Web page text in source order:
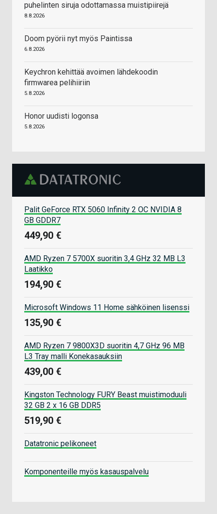
puhelinten siruja odottamassa muistipiirejä
8.8.2026
Doom pyörii nyt myös Paintissa
6.8.2026
Keychron kehittää avoimen lähdekoodin
firmwarea pelihiiriin
5.8.2026
Honor uudisti logonsa
5.8.2026
Palit GeForce RTX 5060 Infinity 2 OC NVIDIA 8
GB GDDR7
449,90 €
AMD Ryzen 7 5700X suoritin 3,4 GHz 32 MB L3
Laatikko
194,90 €
Microsoft Windows 11 Home sähköinen lisenssi
135,90 €
AMD Ryzen 7 9800X3D suoritin 4,7 GHz 96 MB
L3 Tray malli Konekasauksiin
439,00 €
Kingston Technology FURY Beast muistimoduuli
32 GB 2 x 16 GB DDR5
519,90 €
Datatronic pelikoneet
Komponenteille myös kasauspalvelu